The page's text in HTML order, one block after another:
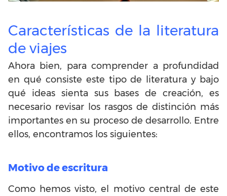
Características de la literatura
de viajes
Ahora bien, para comprender a profundidad
en qué consiste este tipo de literatura y bajo
qué ideas sienta sus bases de creación, es
necesario revisar los rasgos de distinción más
importantes en su proceso de desarrollo. Entre
ellos, encontramos los siguientes:
Motivo de escritura
Como hemos visto, el motivo central de este